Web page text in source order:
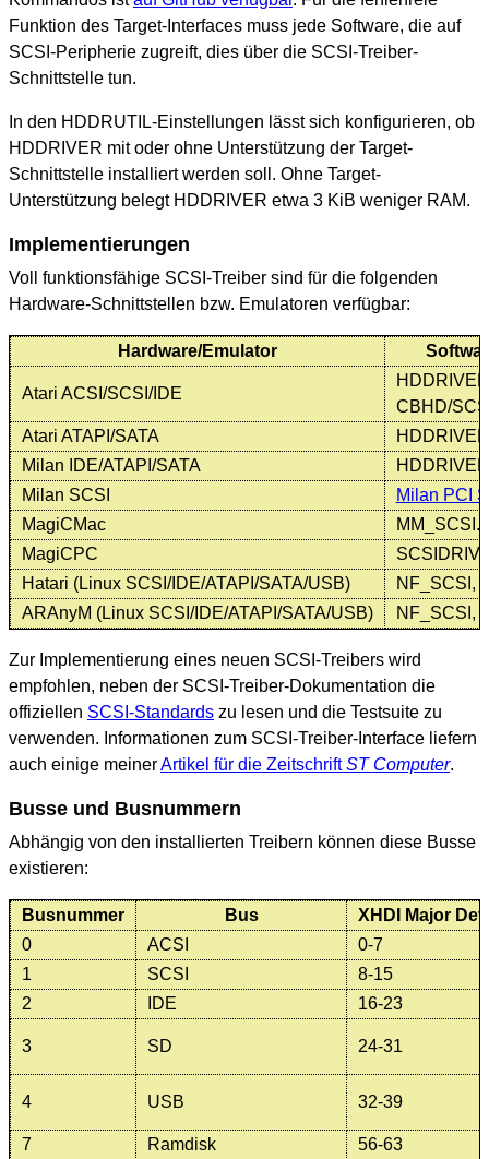
Funktion des Target-Interfaces muss jede Software, die auf
SCSI-Peripherie zugreift, dies über die SCSI-Treiber-
Schnittstelle tun.
In den HDDRUTIL-Einstellungen lässt sich konfigurieren, ob
HDDRIVER mit oder ohne Unterstützung der Target-
Schnittstelle installiert werden soll. Ohne Target-
Unterstützung belegt HDDRIVER etwa 3 KiB weniger RAM.
Implementierungen
Voll funktionsfähige SCSI-Treiber sind für die folgenden
Hardware-Schnittstellen bzw. Emulatoren verfügbar:
Hardware/Emulator
Atari ACSI/SCSI/IDE
HDDRIVER
CBHD/
Atari ATAPI/SATA
HDDRIVER
Milan IDE/ATAPI/SATA
HDDRIVER
Milan SCSI
Milan PCI
MagiCMac
MagiCPC
Hatari (Linux SCSI/IDE/ATAPI/SATA/USB)
NF_SCSI,
ARAnyM (Linux SCSI/IDE/ATAPI/SATA/USB)
NF_SCSI,
Zur Implementierung eines neuen SCSI-Treibers wird
empfohlen, neben der SCSI-Treiber-Dokumentation die
offiziellen SCSI-Standards zu lesen und die Testsuite zu
verwenden. Informationen zum SCSI-Treiber-Interface liefern
auch einige meinerArtikel für die ZeitschriftST Computer.
Busse und Busnummern
Abhängig von den installierten Treibern können diese Busse
existieren:
Busnummer Bus
XHDI Major
0
ACSI
0-7
1
SCSI
8-15
2
IDE 16-23
3 SD 24-31
4 USB 32-39
7 Ramdisk
56-63